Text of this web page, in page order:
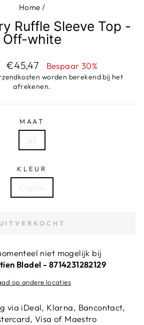
Home /
Ruffle Sleeve Top -
Off-white
Aanbiedingsprijs
€45,47 Bespaar 30%
worden berekend bij het
afrekenen.
MAAT
XS
KLEUR
Creme
UITVERKOCHT
niet mogelijk bij
Bladel - 8714231282129
op andere locaties
via iDeal, Klarna, Bancontact,
Visa of Maestro